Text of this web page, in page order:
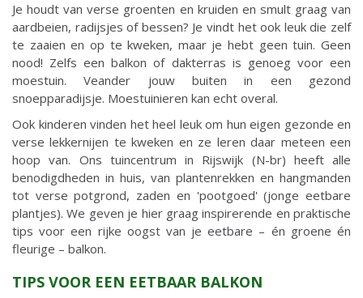
Je houdt van verse groenten en kruiden en smult graag van
aardbeien, radijsjes of bessen? Je vindt het ook leuk die zelf
te zaaien en op te kweken, maar je hebt geen tuin. Geen
nood! Zelfs een balkon of dakterras is genoeg voor een
moestuin. Veander jouw buiten in een gezond
snoepparadijsje. Moestuinieren kan echt overal.
Ook kinderen vinden het heel leuk om hun eigen gezonde en
verse lekkernijen te kweken en ze leren daar meteen een
hoop van. Ons tuincentrum in Rijswijk (N-br) heeft alle
benodigdheden in huis, van plantenrekken en hangmanden
tot verse potgrond, zaden en 'pootgoed' (jonge eetbare
plantjes). We geven je hier graag inspirerende en praktische
tips voor een rijke oogst van je eetbare – én groene én
fleurige – balkon.
TIPS VOOR EEN EETBAAR BALKON